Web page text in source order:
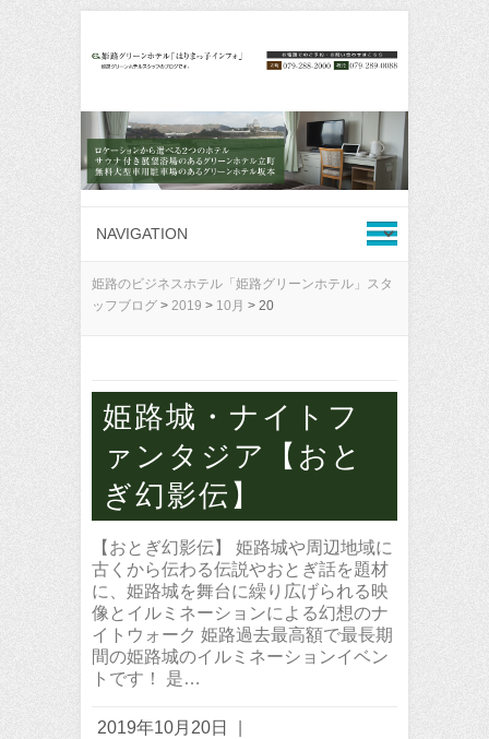
姫路のビジネスホテル「姫路グリーンホテル」スタ
ッフブログ > 2019 > 10月 > 20
姫路城・ナイトフ
ァンタジア【おと
ぎ幻影伝】
【おとぎ幻影伝】 姫路城や周辺地域に
古くから伝わる伝説やおとぎ話を題材
に、姫路城を舞台に繰り広げられる映
像とイルミネーションによる幻想のナ
イトウォーク 姫路過去最高額で最長期
間の姫路城のイルミネーションイベン
トです！ 是…
2019年10月20日